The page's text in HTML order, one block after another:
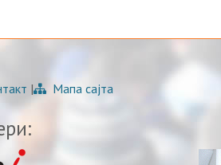
| Мапа сајта